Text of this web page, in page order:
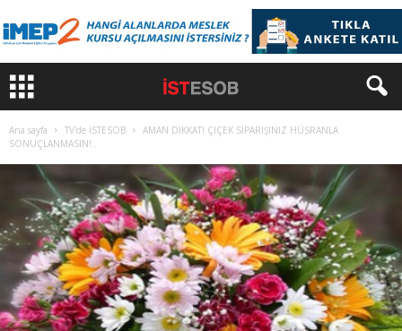
Ana sayfa TV'de İSTESOB
AMAN DIKKAT! ÇIÇEK SIPARIŞINIZ HÜSRANLA
SONUÇLANMASIN!..